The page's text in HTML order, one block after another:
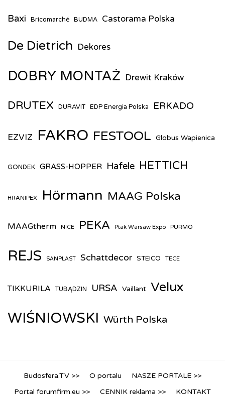
Baxi Bricomarché BUDMA Castorama Polska
De Dietrich Dekores
DOBRY MONTAŻ Drewit Kraków
DRUTEX DURAVIT EDP Energia Polska ERKADO
EZVIZ FAKRO FESTOOL Globus Wapienica
GONDEK GRASS-HOPPER Hafele HETTICH
HRANIPEX Hörmann MAAG Polska
MAAGtherm NICE PEKA Ptak Warsaw Expo PURMO
REJS SANPLAST Schattdecor STEICO TECE
TIKKURILA TUBĄDZIN URSA Vaillant Velux
WIŚNIOWSKI Würth Polska
Budosfera.TV >> O portalu
NASZE PORTALE >>
Portal forumfirm.eu >>
CENNIK reklama >> KONTAKT